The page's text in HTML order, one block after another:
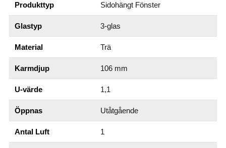
Produkttyp Sidohängt Fönster
Glastyp 3-glas
Material Trä
Karmdjup 106 mm
U-värde 1,1
Öppnas Utåtgående
Antal Luft 1